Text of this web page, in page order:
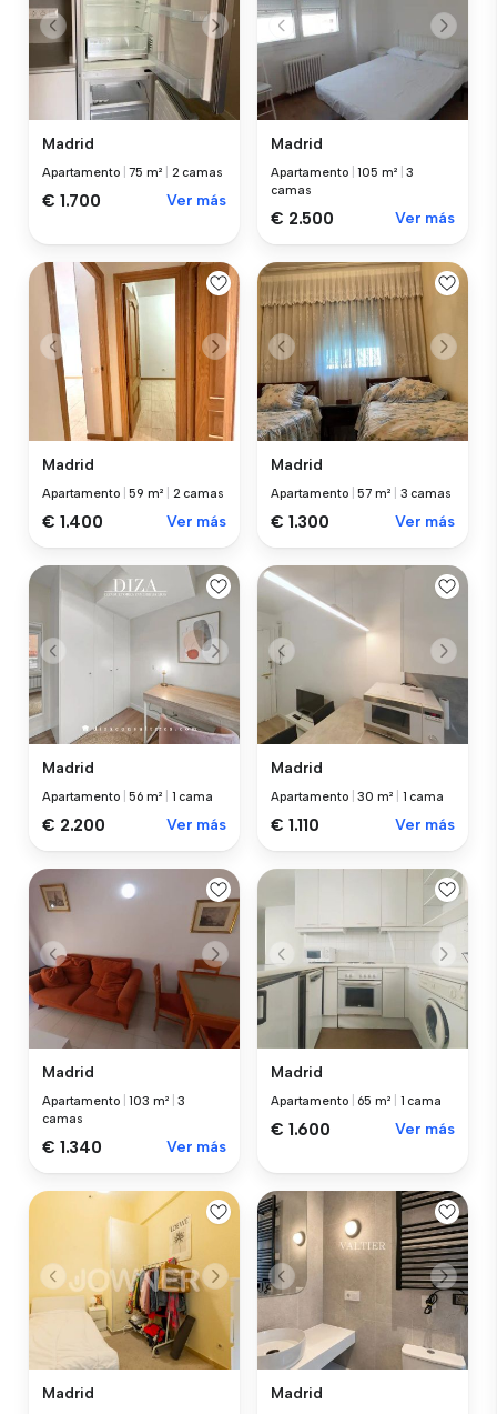
Madrid
Apartamento |75 m² 2 camas
€ 1.700 Ver más
Madrid
Apartamento |105 m² |3
camas
€ 2.500 Ver más
Madrid
Apartamento |59 m² 2 camas
€ 1.400 Ver más
Madrid
Apartamento |57 m² 3 camas
€ 1.300 Ver más
Madrid
Apartamento |56 m² 1 cama
€ 2.200 Ver más
Madrid
Apartamento |30 m² 1 cama
€ 1.110 Ver más
Madrid
Apartamento |103 m² |3
camas
€ 1.340 Ver más
Madrid
Apartamento 65 m² 1 cama
€ 1.600 Ver más
Madrid Madrid